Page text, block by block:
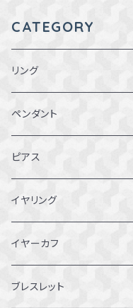
CATEGORY
リング
1～1.5号
2～2.5号
3~3.5号
4～4.5号
5～5.5号
ペンダント
ピアス
イヤリング
イヤーカフ
ブレスレット